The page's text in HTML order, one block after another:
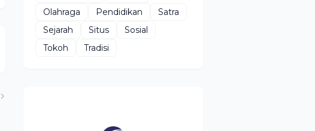
Olahraga
Pendidikan
Satra
Sejarah
Situs
Sosial
Tokoh
Tradisi